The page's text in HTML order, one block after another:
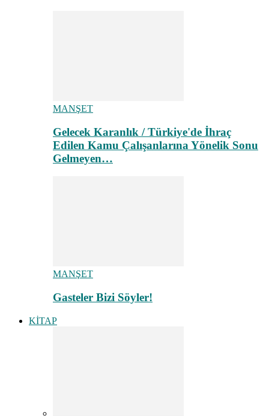
MANŞET
Gelecek Karanlık / Türkiye'de İhraç
Edilen Kamu Çalışanlarına Yönelik Sonu
Gelmeyen…
MANŞET
Gasteler Bizi Söyler!
KİTAP